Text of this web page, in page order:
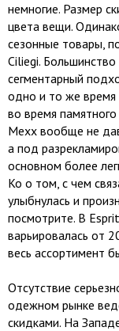
немногие. Размер
цвета вещи.
сезонные товары,
Ciliegi.
сегментарный
одно и то же время
во время
Mexx вообще не
а под
основном более
Ко о том, с чем
улыбнулась и
посмотрите. В
варьировалась от
весь ассортимент
Отсутствие
одежном рынке
скидками. На